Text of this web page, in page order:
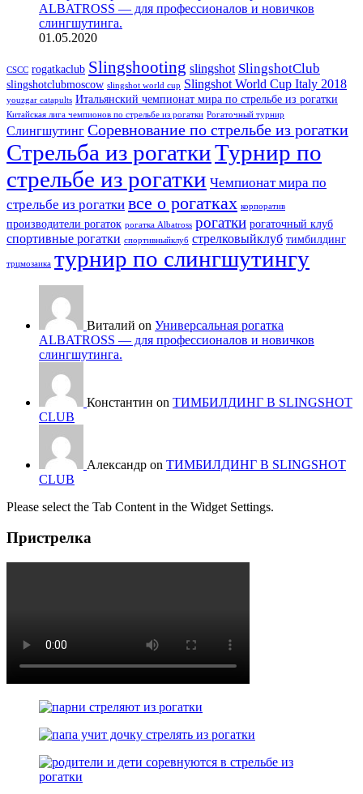
ALBATROSS — для профессионалов и новичков
слингшутинга.
01.05.2020
CSCC rogatkaclub Slingshooting slingshot SlingshotClub
slingshotclubmoscow slingshot world cup Slingshot World Cup Italy 2018
youzgar catapults Итальянский чемпионат мира по стрельбе из рогатки
Китайская лига чемпионов по стрельбе из рогатки Рогаточный турнир
Слингшутинг Соревнование по стрельбе из рогатки
Стрельба из рогаткиТурнир по
стрельбе из рогатки Чемпионат мира по
стрельбе из рогатки все о рогатках корпоратив
производители рогаток рогатка Albatross рогатки рогаточный клуб
спортивные рогатки спортивныйклуб стрелковыйклуб тимбилдинг
трцмозаика турнир по слингшутингу
Виталий on Универсальная рогатка
ALBATROSS — для профессионалов и новичков
слингшутинга.
Константин on ТИМБИЛДИНГ В SLINGSHOT
CLUB
Александр on ТИМБИЛДИНГ В SLINGSHOT
CLUB
Please select the Tab Content in the Widget Settings.
Пристрелка